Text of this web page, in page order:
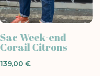
Sac Week-end
Corail Citrons
139,00€